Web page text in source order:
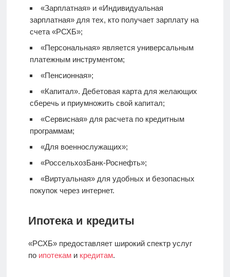
«Зарплатная» и «Индивидуальная
зарплатная» для тех, кто получает зарплату на
счета «РСХБ»;
«Персональная» является универсальным
платежным инструментом;
«Пенсионная»;
«Капитал». Дебетовая картадля желающих
сберечь и приумножить свой капитал;
«Сервисная» для расчета по кредитным
программам;
«Для военнослужащих»;
«РоссельхозБанк-Роснефть»;
«Виртуальная» для удобных и безопасных
покупок через интернет.
Ипотека и кредиты
«РСХБ» предоставляет широкий спектр услуг
по ипотеками кредитам.